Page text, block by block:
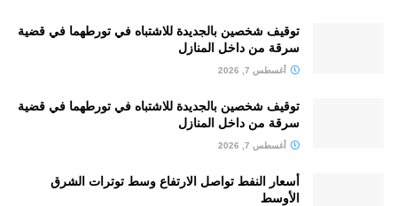
توقيف شخصين بالجديدة للاشتباه في تورطهما في قضية
سرقة من داخل المنازل
أغسطس 7, 2026
توقيف شخصين بالجديدة للاشتباه في تورطهما في قضية
سرقة من داخل المنازل
أغسطس 7, 2026
أسعار النفط تواصل الارتفاع وسط توترات الشرق
الأوسط